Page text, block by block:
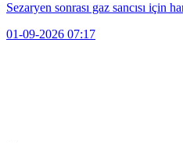
Sezaryen sonrası gaz sancısı için
01-09-2026 07:17